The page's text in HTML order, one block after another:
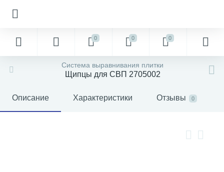
0 0 0
Система выравнивания плитки
Щипцы для СВП 2705002
Описание Характеристики Отзывы 0